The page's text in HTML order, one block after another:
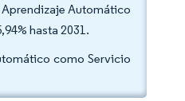
Automático
hasta 2031.
como Servicio